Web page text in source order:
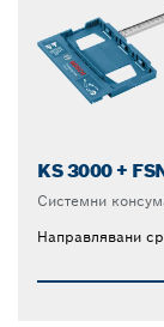
KS 3000 +
Системни
Направлявани